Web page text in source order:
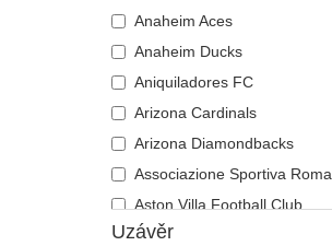
Anaheim Aces
Anaheim Ducks
Aniquiladores FC
Arizona Cardinals
Arizona Diamondbacks
Associazione Sportiva Roma
Aston Villa Football Club
Atlanta Braves
Uzávěr